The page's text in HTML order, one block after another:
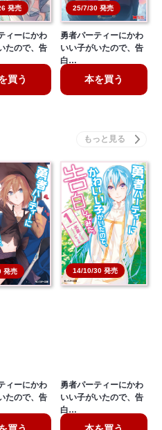
発売
ィーにかわ
たので、告
買う
25/7/30 発売
勇者パーティーにかわ
いい子がいたので、告
白…
本を買う
発売
ィーにかわ
たので、告
14/10/30 発売
勇者パーティーにかわ
いい子がいたので、告
白…